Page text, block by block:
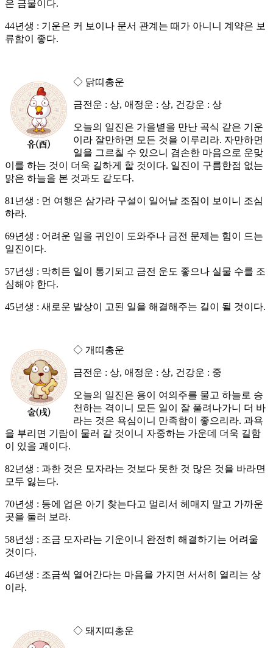
은 금물이다.
44년생 : 기운은 커 보이나 문서 관계는 때가 아니니 계약은 보
류함이 좋다.
◇ 닭띠총운
금전운 : 상, 애정운 : 상, 건강운 : 상
오늘의 일진은 가을볕을 만난 곡식 같은 기운
이라 잘만하면 모든 것을 이루리라. 자만하면
일을 그르칠 수 있으니 겸손한 마음으로 운맞
이를 하는 것이 더욱 길하게 할 것이다. 일진이 구름한점 없는
맑은 하늘을 본 것과도 같도다.
81년생 : 먼 여행은 삼가라 구설이 일어날 조짐이 보이니 조심
하라.
69년생 : 어려운 일을 귀인이 도와주나 금전 문제는 힘이 드는
일진이다.
57년생 : 막히든 일이 통기되고 금전 운도 좋으나 실물 수를 조
심해야 한다.
45년생 : 새로운 발상이 고된 일을 해결해주는 길이 될 것이다.
◇ 개띠총운
금전운 : 상, 애정운 : 상, 건강운 : 중
오늘의 일진은 용이 여의주를 물고 하늘로 승
천하는 격이니 모든 일이 잘 풀려나가니 더 바
라는 것은 욕심이니 만족함이 좋으리라. 과욕
을 부리면 기람이 물러 갈 것이니 자중하는 가운데 더욱 길함
이 있을 괘이다.
82년생 : 과한 것은 모자라는 것보다 못한 것 많은 것을 바라면
모두 잃는다.
70년생 : 등에 업은 아기 찾는다고 멀리서 헤매지 말고 가까운
곳을 둘러 보라.
58년생 : 조금 모자라는 기운이니 완전히 해결하기는 어려울
것이다.
46년생 : 조금씩 열어간다는 마음을 가지면 서서히 열리는 상
이라.
◇ 돼지띠총운